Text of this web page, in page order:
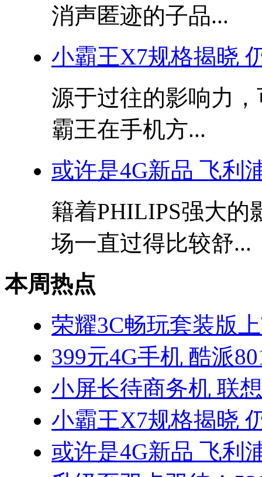
消声匿迹的子品...
小霸王X7规格揭晓
源于过往的影响力
霸王在手机方...
或许是4G新品 飞利
籍着PHILIPS强大的
场一直过得比较舒...
本周热点
荣耀3C畅玩套装版
399元4G手机 酷派
小屏长待商务机 联
小霸王X7规格揭晓
或许是4G新品 飞利